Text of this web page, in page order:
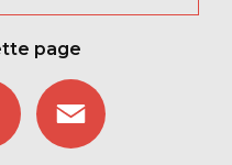
page